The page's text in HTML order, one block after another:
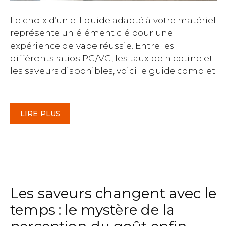
Le choix d’un e-liquide adapté à votre matériel
représente un élément clé pour une
expérience de vape réussie. Entre les
différents ratios PG/VG, les taux de nicotine et
les saveurs disponibles, voici le guide complet
…
LIRE PLUS
Les saveurs changent avec le
temps : le mystère de la